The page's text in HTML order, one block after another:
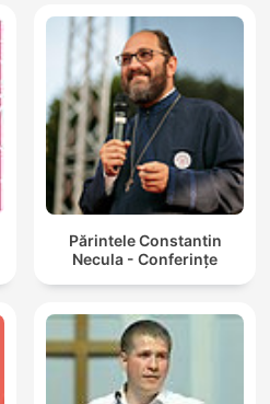
Părintele Constantin
Necula - Conferințe